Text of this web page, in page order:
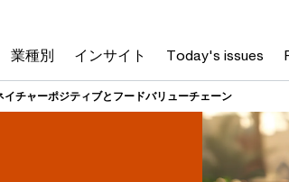
業種別 インサイト Today's issues
チャーポジティブとフードバリューチェーン